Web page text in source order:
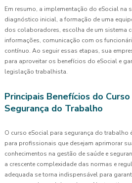
Em resumo, a implementação do eSocial na
diagnóstico inicial, a formação de uma
dos colaboradores, escolha de um sistema
informações, comunicação com os
contínuo. Ao seguir essas etapas, sua
para aproveitar os benefícios do eSocial e
legislação trabalhista.
Principais Benefícios do
Segurança do Trabalho
O curso eSocial para segurança do trabalho
para profissionais que desejam aprimorar
conhecimentos na gestão de saúde e
a crescente complexidade das normas e
adequada se torna indispensável para